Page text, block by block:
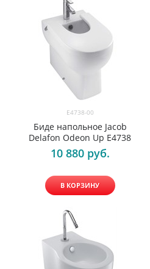
E4738-00
Биде напольное Jacob
Delafon Odeon Up E4738
10 880 руб.
В КОРЗИНУ